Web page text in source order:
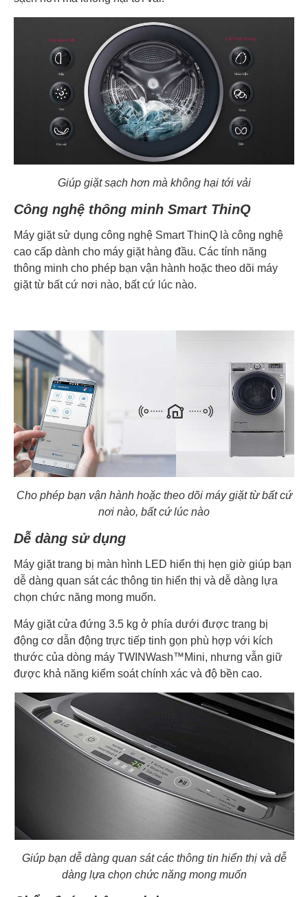
Giúp giặt sạch hơn mà không hại tới vải
Công nghệ thông minh Smart ThinQ
Máy giặt sử dụng công nghệ Smart ThinQ là công nghệ
cao cấp dành cho máy giặt hàng đầu. Các tính năng
thông minh cho phép bạn vận hành hoặc theo dõi máy
giặt từ bất cứ nơi nào, bất cứ lúc nào.
Cho phép bạn vận hành hoặc theo dõi máy giặt từ bất cứ
nơi nào, bất cứ lúc nào
Dễ dàng sử dụng
Máy giặt trang bị màn hình LED hiển thị hẹn giờ giúp bạn
dễ dàng quan sát các thông tin hiển thị và dễ dàng lựa
chọn chức năng mong muốn.
Máy giặt cửa đứng 3.5 kg ở phía dưới được trang bị
động cơ dẫn động trực tiếp tinh gọn phù hợp với kích
thước của dòng máy TWINWash™Mini, nhưng vẫn giữ
được khả năng kiểm soát chính xác và độ bền cao.
Giúp bạn dễ dàng quan sát các thông tin hiển thị và dễ
dàng lựa chọn chức năng mong muốn